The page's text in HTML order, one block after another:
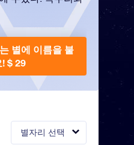
별자리 선택
별에 이름을 붙
! $ 29